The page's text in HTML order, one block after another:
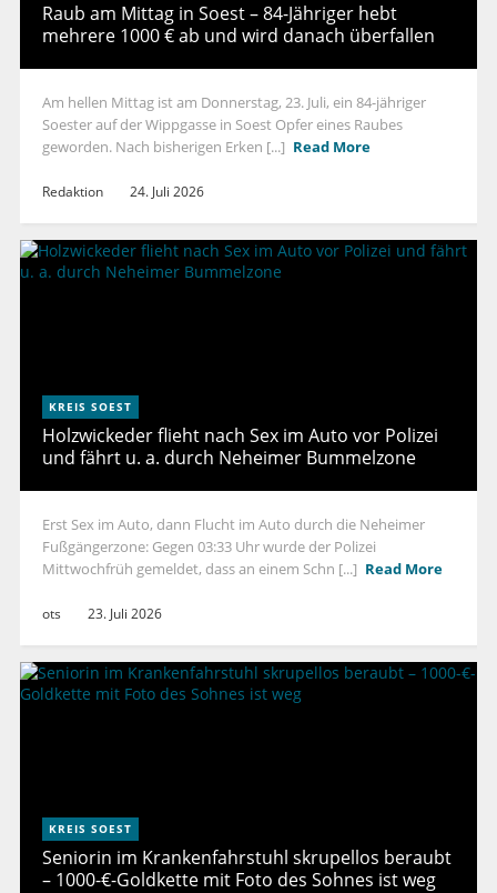
Raub am Mittag in Soest – 84-Jähriger hebt
mehrere 1000 € ab und wird danach überfallen
Am hellen Mittag ist am Donnerstag, 23. Juli, ein 84-jähriger
Soester auf der Wippgasse in Soest Opfer eines Raubes
geworden. Nach bisherigen Erken [...] Read More
Redaktion 24. Juli 2026
KREIS SOEST
Holzwickeder flieht nach Sex im Auto vor Polizei
und fährt u. a. durch Neheimer Bummelzone
Erst Sex im Auto, dann Flucht im Auto durch die Neheimer
Fußgängerzone: Gegen 03:33 Uhr wurde der Polizei
Mittwochfrüh gemeldet, dass an einem Schn [...] Read More
ots 23. Juli 2026
KREIS SOEST
Seniorin im Krankenfahrstuhl skrupellos beraubt
– 1000-€-Goldkette mit Foto des Sohnes ist weg